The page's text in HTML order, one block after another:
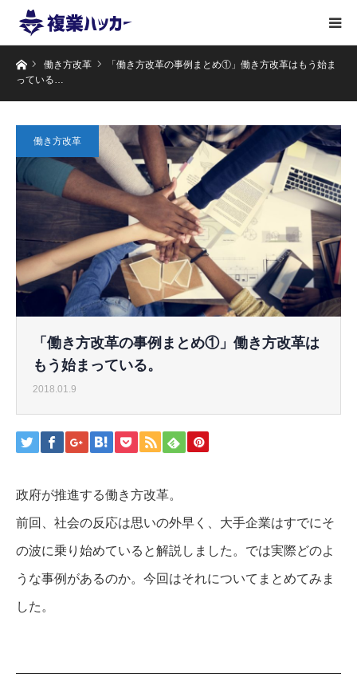
ホーム働き方改革
「働き方改革の事例まとめ①」働き方改革はもう始ま
っている…
働き方改革
「働き方改革の事例まとめ①」働き方改革は
もう始まっている。
2018.01.9
政府が推進する働き方改革。
前回、社会の反応は思いの外早く、大手企業はすでにそ
の波に乗り始めていると解説しました。 では実際どのよ
うな事例があるのか。 今回はそれについてまとめてみま
した。